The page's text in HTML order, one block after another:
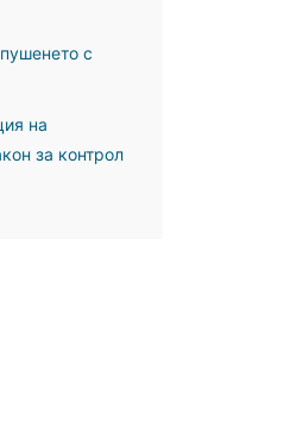
с
на
за контрол